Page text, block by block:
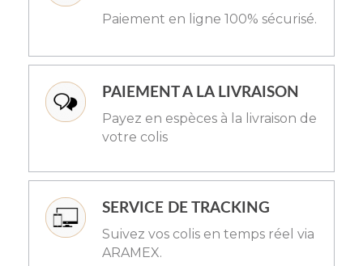
Paiement en ligne 100% sécurisé.
PAIEMENT A LA LIVRAISON
Payez en espèces à la livraison de
votre colis
SERVICE DE TRACKING
Suivez vos colis en temps réel via
ARAMEX.